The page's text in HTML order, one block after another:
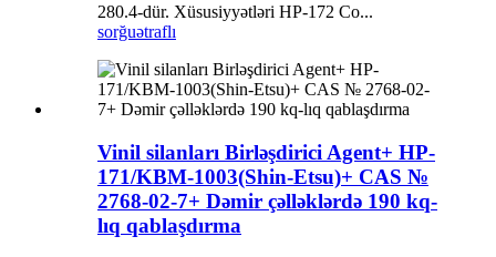
280.4-dür. Xüsusiyyətləri HP-172 Co...
sorğuətraflı
Vinil silanları Birləşdirici Agent+ HP-
171/KBM-1003(Shin-Etsu)+ CAS №
2768-02-7+ Dəmir çəlləklərdə 190 kq-
lıq qablaşdırma